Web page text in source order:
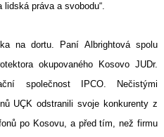
práva a svobodu“.
na dortu. Paní Albrightová spolu
okupovaného Kosovo JUDr.
společnost IPCO. Nečistými
UÇK odstranili svoje konkurenty z
po Kosovu, a před tím, než firmu